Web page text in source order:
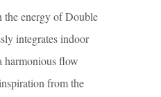
the energy of Double
integrates indoor
harmonious flow
from the